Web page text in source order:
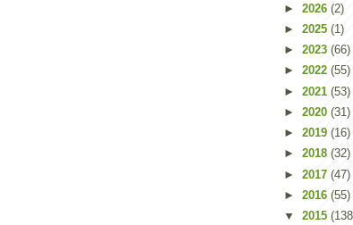
► 2026 (2)
► 2025 (1)
► 2023 (66)
► 2022 (55)
► 2021 (53)
► 2020 (31)
► 2019 (16)
► 2018 (32)
► 2017 (47)
► 2016 (55)
▼ 2015